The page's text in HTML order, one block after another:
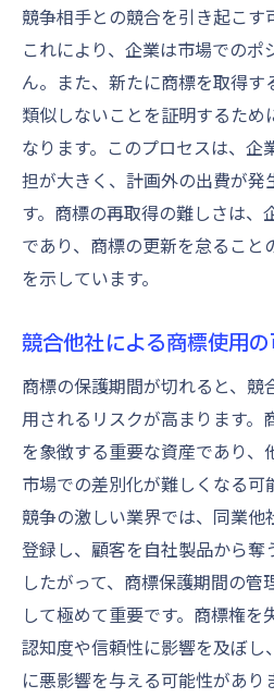
競争相手との競合を引き起こす
これにより、企業は市場での
ん。また、新たに商標を取得す
類似しないことを証明するため
なります。このプロセスは、企
担が大きく、計画外の出費が発
す。商標の再取得の難しさは、
であり、商標の更新を怠るこ
を示しています。
競合他社による商標使用
商標の保護期間が切れると、
用されるリスクが高まります。
を象徴する重要な資産であり、
市場での差別化が難しくなる可
競争の激しい業界では、同業
登録し、顧客を自社製品から奪
したがって、商標保護期間の管
して極めて重要です。商標権を
認知度や信頼性に影響を及ぼ
に悪影響を与える可能性があり